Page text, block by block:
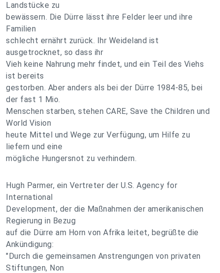
Landstücke zu
bewässern. Die Dürre lässt ihre Felder leer und ihre
Familien
schlecht ernährt zurück. Ihr Weideland ist
ausgetrocknet, so dass ihr
Vieh keine Nahrung mehr findet, und ein Teil des Viehs
ist bereits
gestorben. Aber anders als bei der Dürre 1984-85, bei
der fast 1 Mio.
Menschen starben, stehen CARE, Save the Children und
World Vision
heute Mittel und Wege zur Verfügung, um Hilfe zu
liefern und eine
mögliche Hungersnot zu verhindern.
Hugh Parmer, ein Vertreter der U.S. Agency for
International
Development, der die Maßnahmen der amerikanischen
Regierung in Bezug
auf die Dürre am Horn von Afrika leitet, begrüßte die
Ankündigung:
"Durch die gemeinsamen Anstrengungen von privaten
Stiftungen, Non